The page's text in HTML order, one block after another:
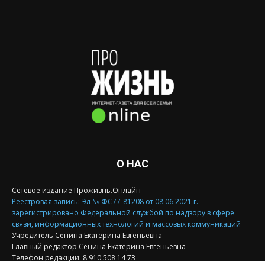
О НАС
Сетевое издание Прожизнь.Онлайн
Реестровая запись: Эл № ФС77-81208 от 08.06.2021 г.
зарегистрировано Федеральной службой по надзору в сфере
связи, информационных технологий и массовых коммуникаций
Учредитель Сенина Екатерина Евгеньевна
Главный редактор Сенина Екатерина Евгеньевна
Телефон редакции: 8 910 508 14 73